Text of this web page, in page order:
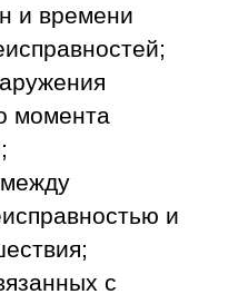
и времени
момента
и
с